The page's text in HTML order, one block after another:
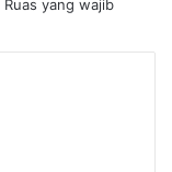
Ruas yang wajib